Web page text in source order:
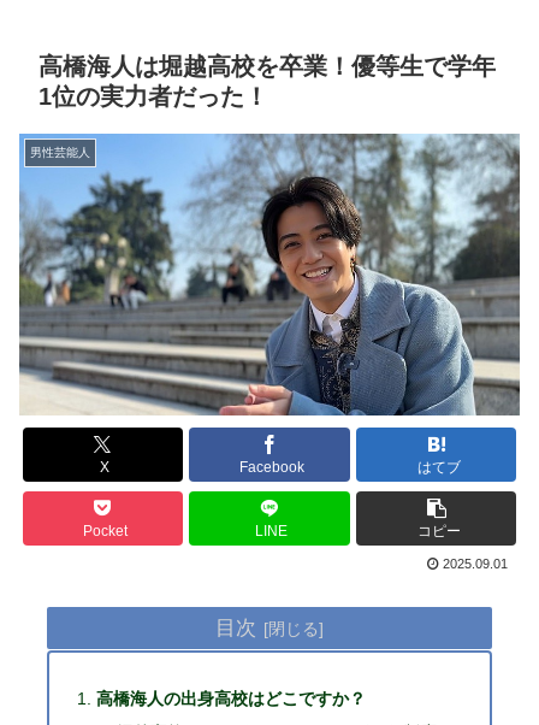
高橋海人は堀越高校を卒業！優等生で学年
1位の実力者だった！
男性芸能人
X Facebook はてブ
Pocket LINE コピー
2025.09.01
目次
高橋海人の出身高校はどこですか？